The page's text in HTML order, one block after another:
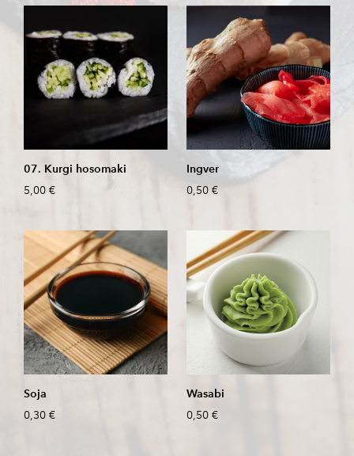
07. Kurgi hosomaki
5,00 €
Ingver
0,50 €
Soja
0,30 €
Wasabi
0,50 €